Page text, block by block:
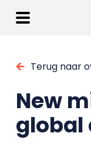
Terug naar
New
global